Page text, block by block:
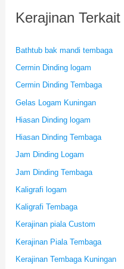
Kerajinan Terkait
Bathtub bak mandi tembaga
Cermin Dinding logam
Cermin Dinding Tembaga
Gelas Logam Kuningan
Hiasan Dinding logam
Hiasan Dinding Tembaga
Jam Dinding Logam
Jam Dinding Tembaga
Kaligrafi logam
Kaligrafi Tembaga
Kerajinan piala Custom
Kerajinan Piala Tembaga
Kerajinan Tembaga Kuningan